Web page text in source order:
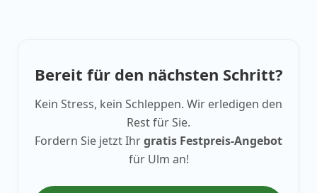
Bereit für den nächsten Schritt?
Kein Stress, kein Schleppen. Wir erledigen den
Rest für Sie.
Fordern Sie jetzt Ihrgratis Festpreis-Angebot
für Ulm an!